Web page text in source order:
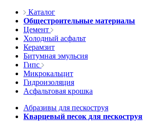
Каталог
Общестроительные материалы
Цемент
Холодный асфальт
Керамзит
Битумная эмульсия
Гипс
Микрокальцит
Гидроизоляция
Асфальтовая крошка
Абразивы для пескоструя
Кварцевый песок для пескоструя